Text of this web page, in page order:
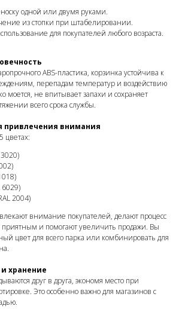
одной или двумя руками.
из стопки при штабелировании.
для покупателей любого возраста.
ABS-пластика, корзинка устойчива к
перепадам температур и воздействию
моется, не впитывает запахи и сохраняет
всего срока службы.
привлечения внимания
цветах:
2004)
внимание покупателей, делают процесс
приятным и помогают увеличить продажи. Вы
цвет для всего парка или комбинировать для
хранение
друг в друга, экономя место при
Это особенно важно для магазинов с